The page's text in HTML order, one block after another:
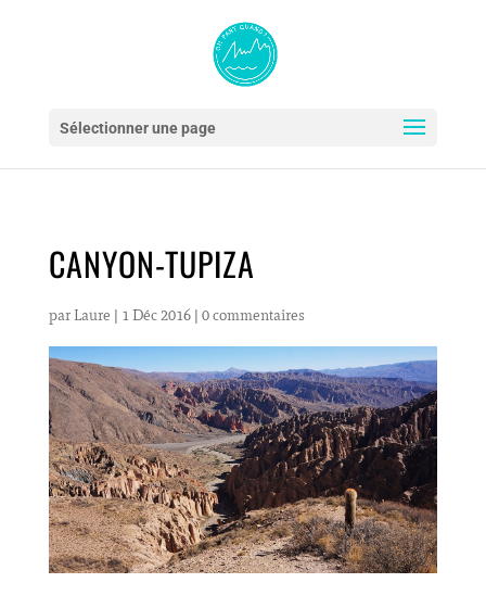
Sélectionner une page
CANYON-TUPIZA
par Laure | 1 Déc 2016| 0 commentaires